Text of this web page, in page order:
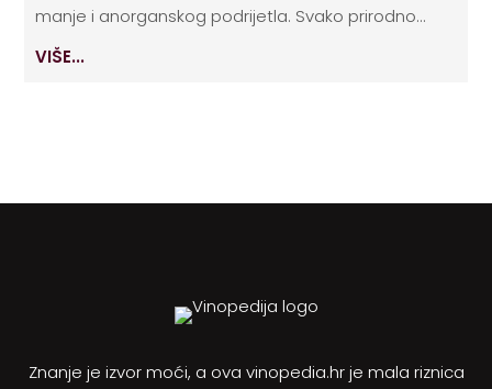
manje i anorganskog podrijetla. Svako prirodno...
VIŠE...
Znanje je izvor moći, a ova vinopedia.hr je mala riznica